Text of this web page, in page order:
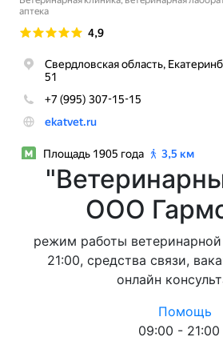
ООО
режим работы
21:00, средства связи,
онлайн
Помощь
09:00 - 21:00